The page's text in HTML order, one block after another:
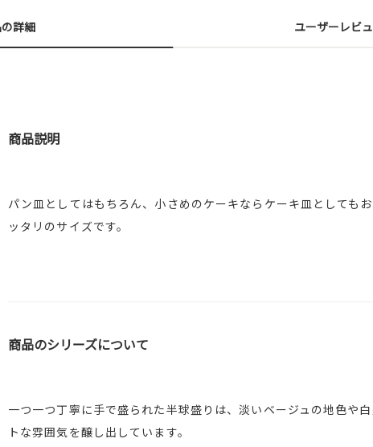
詳細 ユーザーレビ
商品説明
パン皿としてはもちろん、小さめのケーキならケーキ皿としても
ッタリのサイズです。
商品のシリーズについて
一つ一つ丁寧に手で盛られた半球盛りは、淡いベージュの地色や
トな雰囲気を醸し出しています。